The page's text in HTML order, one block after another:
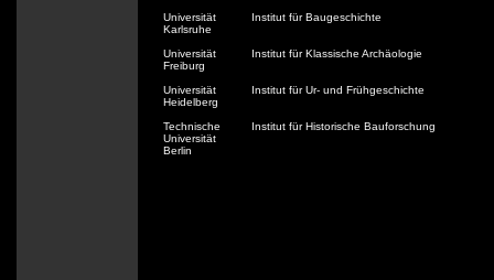
Universität
Karlsruhe
Universität
Freiburg
Universität
Heidelberg
Technische
Universität
Berlin
Institut für Baugeschichte
Institut für Klassische Archäologie
Institut für Ur- und Frühgeschichte
Institut für Historische Bauforschung